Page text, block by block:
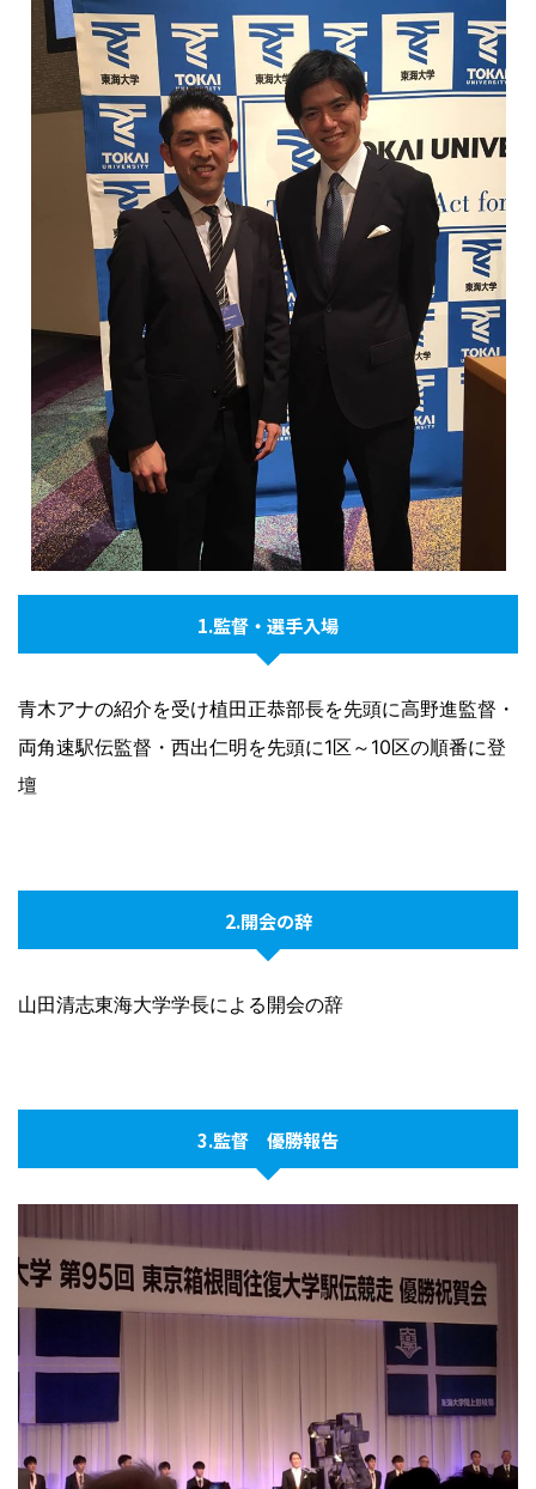
1.監督・選手入場
青木アナの紹介を受け植田正恭部長を先頭に高野進監督・
両角速駅伝監督・西出仁明を先頭に1区～10区の順番に登
壇
2.開会の辞
山田清志東海大学学長による開会の辞
3.監督 優勝報告